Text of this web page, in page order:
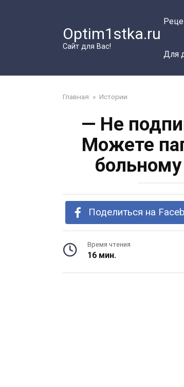
Optim1stka.ru
Сайт для Вас!
Для
Главная » Истории
— Не
Можете
Поделиться на
Время чтения
16 мин.